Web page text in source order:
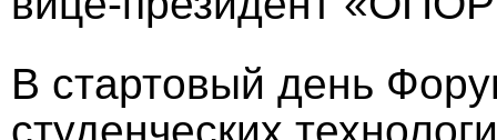
В стартовый день